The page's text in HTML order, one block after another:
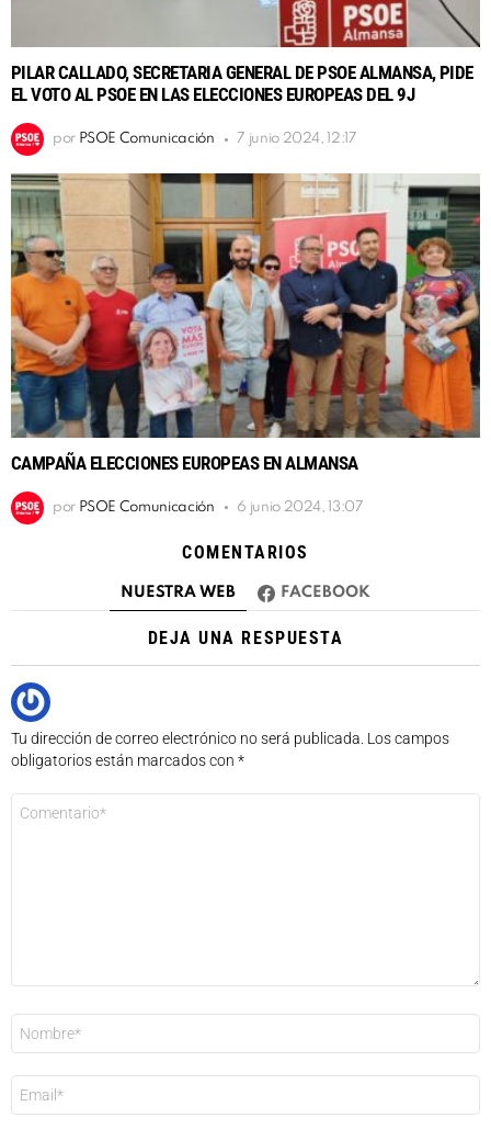
PILAR CALLADO, SECRETARIA GENERAL DE PSOE ALMANSA, PIDE
EL VOTO AL PSOE EN LAS ELECCIONES EUROPEAS DEL 9J
por PSOE Comunicación 7 junio 2024, 12:17
CAMPAÑA ELECCIONES EUROPEAS EN ALMANSA
por PSOE Comunicación 6 junio 2024, 13:07
COMENTARIOS
NUESTRA WEB FACEBOOK
DEJA UNA RESPUESTA
Tu dirección de correo electrónico no será publicada. Los campos
obligatorios están marcados con *
electrónico
*